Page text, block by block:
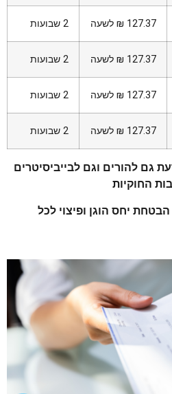
127.37 ₪ לשעה 2 שבועות
127.37 ₪ לשעה 2 שבועות
127.37 ₪ לשעה 2 שבועות
127.37 ₪ לשעה 2 שבועות
גם להורים וגם לבייביסיטרים
החוקיות
יחס הוגן ופיצוי לכל